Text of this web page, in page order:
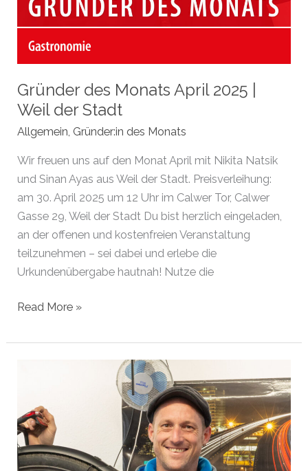
Gründer des Monats April 2025 |
Weil der Stadt
Allgemein, Gründer:in des Monats
Wir freuen uns auf den Monat April mit Nikita Natsik
und Sinan Ayas aus Weil der Stadt. Preisverleihung:
am 30. April 2025 um 12 Uhr im Calwer Tor, Calwer
Gasse 29, Weil der Stadt Du bist herzlich eingeladen,
an der offenen und kostenfreien Veranstaltung
teilzunehmen – sei dabei und erlebe die
Urkundenübergabe hautnah! Nutze die
Gründer
Monats
Weil
der
Stadt
Read More »